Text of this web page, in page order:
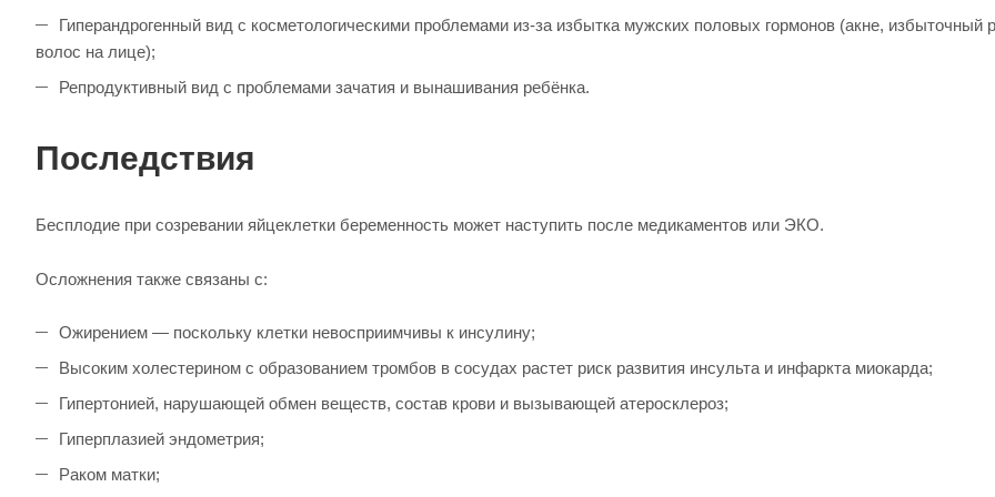
Гиперандрогенный вид с косметологическими проблемами из-за избытка мужских половых гормонов (акне, избыточный
волос на лице);
Репродуктивный вид с проблемами зачатия и вынашивания ребёнка.
Последствия
Бесплодие при созревании яйцеклетки беременность может наступить после медикаментов или ЭКО.
Осложнения также связаны с:
Ожирением — поскольку клетки невосприимчивы к инсулину;
Высоким холестерином с образованием тромбов в сосудах растет риск развития инсульта и инфаркта миокарда;
Гипертонией, нарушающей обмен веществ, состав крови и вызывающей атеросклероз;
Гиперплазией эндометрия;
Раком матки;